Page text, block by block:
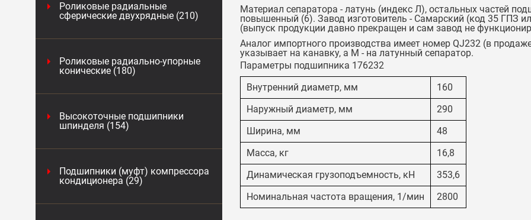
Роликовые радиальные
сферические двухрядные (210)
Роликовые радиально-упорные
конические (180)
Высокоточные подшипники
шпинделя (154)
Подшипники (муфт) компрессора
кондиционера (29)
Материал сепаратора - латунь (индекс Л), остальных частей
повышенный (6). Завод изготовитель - Самарский (код 35 ГПЗ
(выпуск продукции давно прекращен и сам завод не
Аналог импортного производства имеет номер QJ232 (в
указывает на канавку, а M - на латунный сепаратор.
Параметры подшипника 176232
Внутренний диаметр, мм
160
Наружный диаметр, мм
290
Ширина, мм
48
Масса, кг
16,8
Динамическая грузоподъемность, кН
353,6
Номинальная частота вращения, 1/мин
2800